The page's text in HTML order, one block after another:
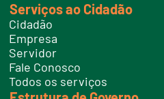
t
e
l
f
o
e
s
Serviços ao Cidadão
Cidadão
Empresa
Servidor
Fale Conosco
Todos os serviços